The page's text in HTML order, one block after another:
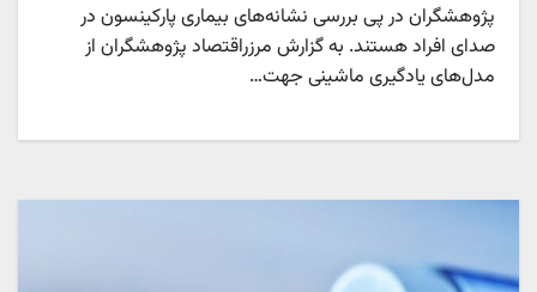
پژوهشگران در پی بررسی نشانه‌های بیماری پارکینسون در
صدای افراد هستند. به گزارش مرزراقتصاد پژوهشگران از
مدل‌های یادگیری ماشینی جهت…